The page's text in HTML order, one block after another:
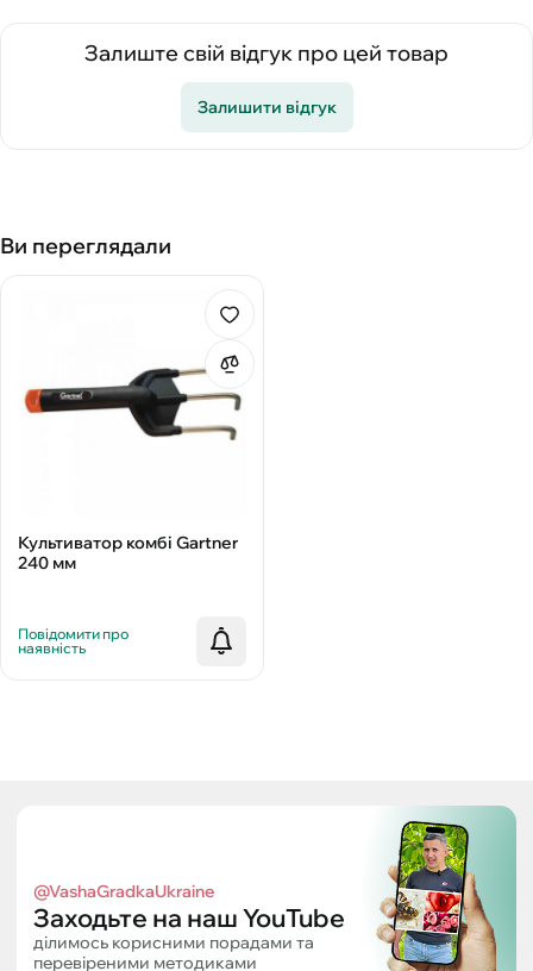
Залиште свій відгук про цей товар
Залишити відгук
Ви переглядали
Культиватор комбі Gartner
240 мм
Повідомити про
наявність
@VashaGradkaUkraine
Заходьте на наш YouTube
ділимось корисними порадами та
перевіреними методиками